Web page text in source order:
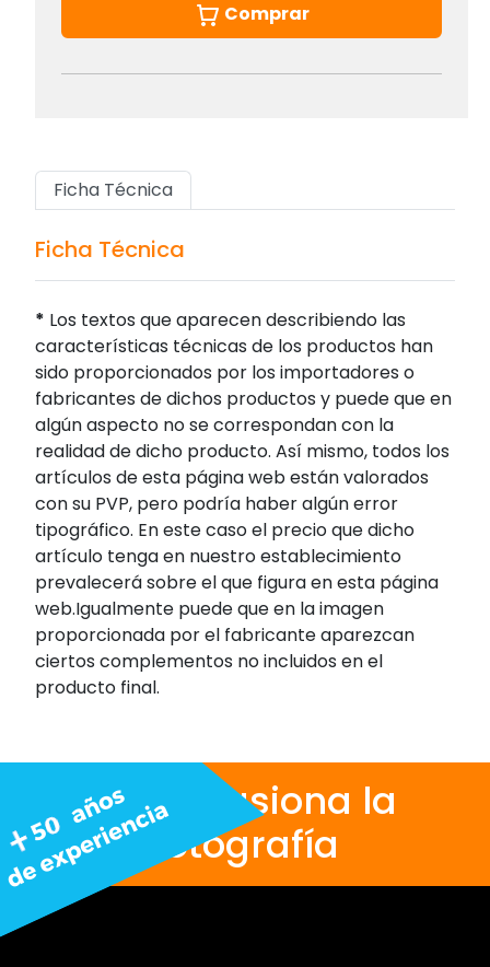
Comprar
Ficha Técnica
Ficha Técnica
* Los textos que aparecen describiendo las
características técnicas de los productos han
sido proporcionados por los importadores o
fabricantes de dichos productos y puede que en
algún aspecto no se correspondan con la
realidad de dicho producto. Así mismo, todos los
artículos de esta página web están valorados
con su PVP, pero podría haber algún error
tipográfico. En este caso el precio que dicho
artículo tenga en nuestro establecimiento
prevalecerá sobre el que figura en esta página
web.Igualmente puede que en la imagen
proporcionada por el fabricante aparezcan
ciertos complementos no incluidos en el
producto final.
Nos apasiona la
fotografía